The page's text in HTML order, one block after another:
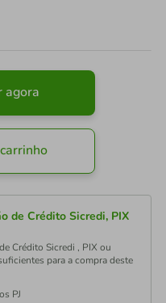
agora
de Crédito Sicredi, PIX
Crédito Sicredi , PIX ou
para a compra deste
PJ